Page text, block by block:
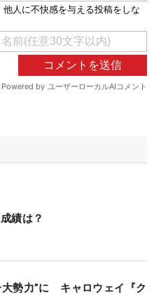
績は？
大勢力”に キャロウェイ『ク